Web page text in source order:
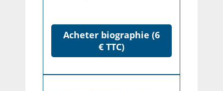
Acheter biographie (6
€ TTC)